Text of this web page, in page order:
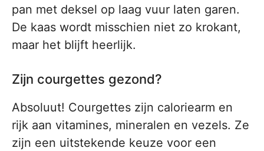
pan met deksel op laag vuur laten garen.
De kaas wordt misschien niet zo krokant,
maar het blijft heerlijk.
Zijn courgettes gezond?
Absoluut! Courgettes zijn caloriearm en
rijk aan vitamines, mineralen en vezels. Ze
zijn een uitstekende keuze voor een